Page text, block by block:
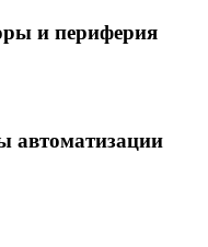
и периферия
автоматизации